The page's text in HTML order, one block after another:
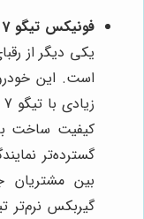
فونیکس تیگو 7 پرو در مقابل چری تیگو 7:
است. این
کیفیت ساخت
گسترده‌تر
بین مشتریان